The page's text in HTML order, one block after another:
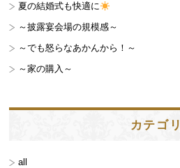
夏の結婚式も快適に
～披露宴会場の規模感～
～でも怒らなあかんから！～
～家の購入～
カテゴリ
all